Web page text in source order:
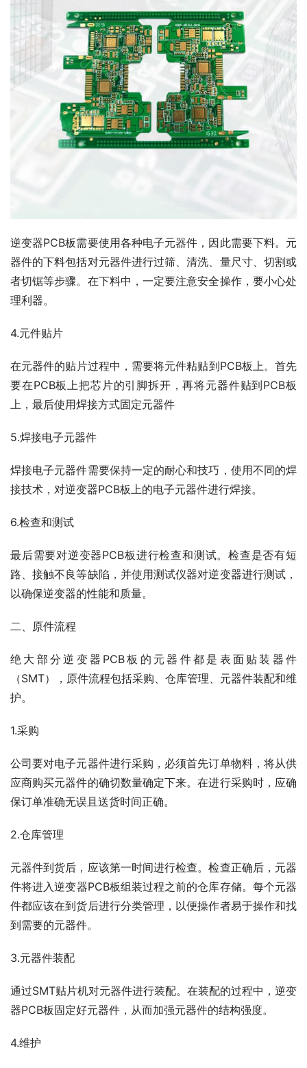
逆变器PCB板需要使用各种电子元器件，因此需要下料。元
器件的下料包括对元器件进行过筛、清洗、量尺寸、切割或
者切锯等步骤。在下料中，一定要注意安全操作，要小心处
理利器。
4.元件贴片
在元器件的贴片过程中，需要将元件粘贴到PCB板上。首先
要在PCB板上把芯片的引脚拆开，再将元器件贴到PCB板
上，最后使用焊接方式固定元器件
5.焊接电子元器件
焊接电子元器件需要保持一定的耐心和技巧，使用不同的焊
接技术，对逆变器PCB板上的电子元器件进行焊接。
6.检查和测试
最后需要对逆变器PCB板进行检查和测试。检查是否有短
路、接触不良等缺陷，并使用测试仪器对逆变器进行测试，
以确保逆变器的性能和质量。
二、原件流程
绝大部分逆变器PCB板的元器件都是表面贴装器件
（SMT），原件流程包括采购、仓库管理、元器件装配和维
护。
1.采购
公司要对电子元器件进行采购，必须首先订单物料，将从供
应商购买元器件的确切数量确定下来。在进行采购时，应确
保订单准确无误且送货时间正确。
2.仓库管理
元器件到货后，应该第一时间进行检查。检查正确后，元器
件将进入逆变器PCB板组装过程之前的仓库存储。每个元器
件都应该在到货后进行分类管理，以便操作者易于操作和找
到需要的元器件。
3.元器件装配
通过SMT贴片机对元器件进行装配。在装配的过程中，逆变
器PCB板固定好元器件，从而加强元器件的结构强度。
4.维护